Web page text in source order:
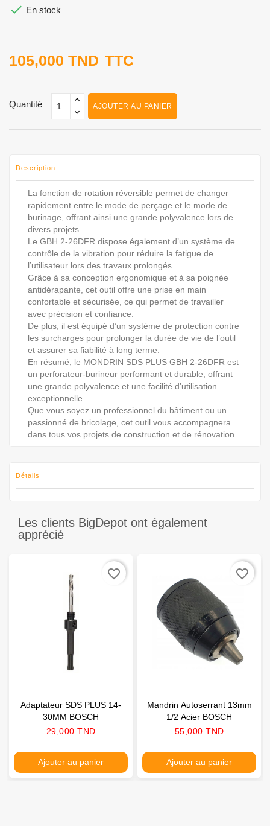
 En stock
105,000 TND TTC
Quantité AJOUTER AU PANIER
Description
La fonction de rotation réversible permet de changer
rapidement entre le mode de perçage et le mode de
burinage, offrant ainsi une grande polyvalence lors de
divers projets.
Le GBH 2-26DFR dispose également d’un système de
contrôle de la vibration pour réduire la fatigue de
l’utilisateur lors des travaux prolongés.
Grâce à sa conception ergonomique et à sa poignée
antidérapante, cet outil offre une prise en main
confortable et sécurisée, ce qui permet de travailler
avec précision et confiance.
De plus, il est équipé d’un système de protection contre
les surcharges pour prolonger la durée de vie de l’outil
et assurer sa fiabilité à long terme.
En résumé, le MONDRIN SDS PLUS GBH 2-26DFR est
un perforateur-burineur performant et durable, offrant
une grande polyvalence et une facilité d’utilisation
exceptionnelle.
Que vous soyez un professionnel du bâtiment ou un
passionné de bricolage, cet outil vous accompagnera
dans tous vos projets de construction et de rénovation.
Détails
Les clients BigDepot ont également
apprécié
Adaptateur SDS PLUS 14-
30MM BOSCH
Prix
29,000 TND
Ajouter au panier
favorite_border
Mandrin Autoserrant 13mm
1/2 Acier BOSCH
Prix
55,000 TND
Ajouter au panier
favorite_border